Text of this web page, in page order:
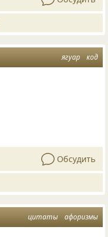
ягуар код
Обсудить
цитаты афоризмы